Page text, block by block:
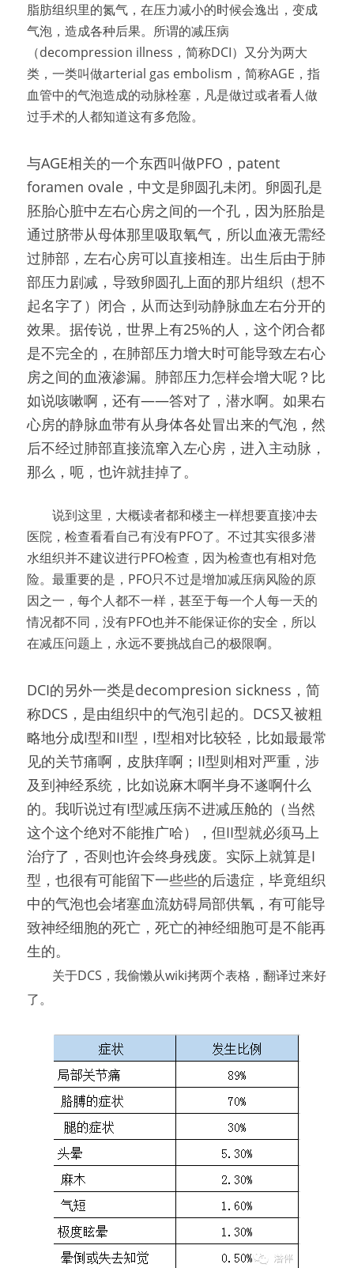
脂肪组织里的氮气，在压力减小的时候会逸出，变成
气泡，造成各种后果。所谓的减压病
（decompression illness，简称DCI）又分为两大
类，一类叫做arterial gas embolism，简称AGE，指
血管中的气泡造成的动脉栓塞，凡是做过或者看人做
过手术的人都知道这有多危险。
与AGE相关的一个东西叫做PFO，patent
foramen ovale，中文是卵圆孔未闭。卵圆孔是
胚胎心脏中左右心房之间的一个孔，因为胚胎是
通过脐带从母体那里吸取氧气，所以血液无需经
过肺部，左右心房可以直接相连。出生后由于肺
部压力剧减，导致卵圆孔上面的那片组织（想不
起名字了）闭合，从而达到动静脉血左右分开的
效果。据传说，世界上有25%的人，这个闭合都
是不完全的，在肺部压力增大时可能导致左右心
房之间的血液渗漏。肺部压力怎样会增大呢？比
如说咳嗽啊，还有——答对了，潜水啊。如果右
心房的静脉血带有从身体各处冒出来的气泡，然
后不经过肺部直接流窜入左心房，进入主动脉，
那么，呃，也许就挂掉了。
说到这里，大概读者都和楼主一样想要直接冲去
医院，检查看看自己有没有PFO了。不过其实很多潜
水组织并不建议进行PFO检查，因为检查也有相对危
险。最重要的是，PFO只不过是增加减压病风险的原
因之一，每个人都不一样，甚至于每一个人每一天的
情况都不同，没有PFO也并不能保证你的安全，所以
在减压问题上，永远不要挑战自己的极限啊。
DCI的另外一类是decompresion sickness，简
称DCS，是由组织中的气泡引起的。DCS又被粗
略地分成I型和II型，I型相对比较轻，比如最最常
见的关节痛啊，皮肤痒啊；II型则相对严重，涉
及到神经系统，比如说麻木啊半身不遂啊什么
的。我听说过有I型减压病不进减压舱的（当然
这个这个绝对不能推广哈），但II型就必须马上
治疗了，否则也许会终身残废。实际上就算是I
型，也很有可能留下一些些的后遗症，毕竟组织
中的气泡也会堵塞血流妨碍局部供氧，有可能导
致神经细胞的死亡，死亡的神经细胞可是不能再
生的。
关于DCS，我偷懒从wiki拷两个表格，翻译过来好
了。